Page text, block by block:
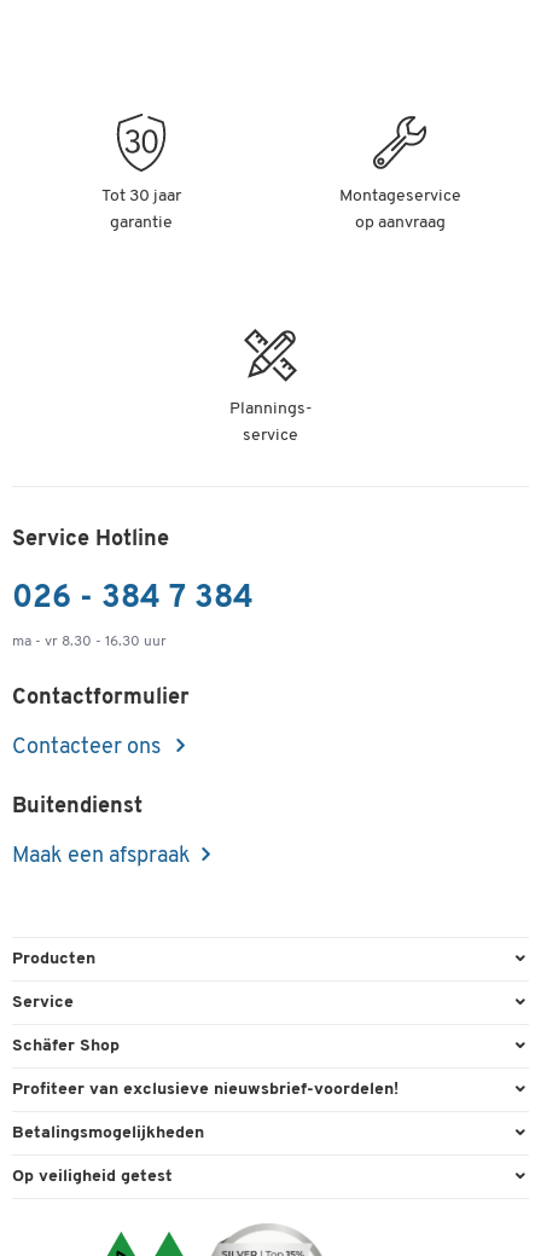
Tot 30 jaar
garantie
Montageservice
op aanvraag
Plannings-
service
Service Hotline
026 - 384 7 384
ma - vr 8.30 - 16.30 uur
Contactformulier
Contacteer ons
Buitendienst
Maak een afspraak
Producten
Kantoorbenodigdheden
Milieutechniek
Reiniging & hygiëne
Service
Bestelling herroepen
Inkt & Toner
Schäfer Shop
Algemene voorwaarden
Online catalogi
Profiteer van exclusieve nieuwsbrief-voordelen!
Welkomstgeschenk
Expertise
Betalingsmogelijkheden
Paypal
Op veiligheid getest